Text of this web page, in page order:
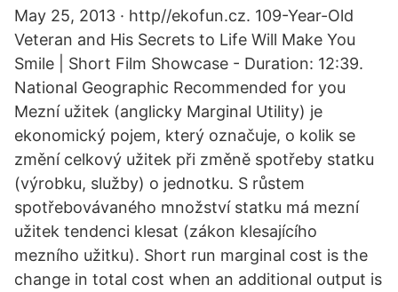
May 25, 2013 · http//ekofun.cz. 109-Year-Old
Veteran and His Secrets to Life Will Make You
Smile | Short Film Showcase - Duration: 12:39.
National Geographic Recommended for you
Mezní užitek (anglicky Marginal Utility) je
ekonomický pojem, který označuje, o kolik se
změní celkový užitek při změně spotřeby statku
(výrobku, služby) o jednotku. S růstem
spotřebovávaného množství statku má mezní
užitek tendenci klesat (zákon klesajícího
mezního užitku). Short run marginal cost is the
change in total cost when an additional output is